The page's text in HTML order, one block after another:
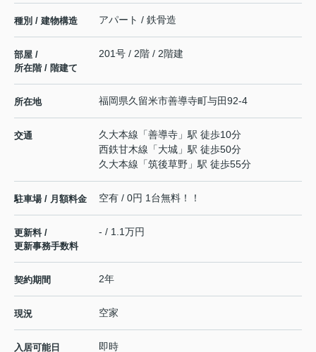
種別 / 建物構造 アパート / 鉄骨造
部屋 /
所在階 / 階建て
201号 / 2階 / 2階建
所在地 福岡県久留米市善導寺町与田92-4
交通 久大本線 「善導寺 」駅 徒歩10分
西鉄甘木線 「大城 」駅 徒歩50分
久大本線 「筑後草野 」駅 徒歩55分
駐車場 / 月額料金 空有 / 0円 1台無料！！
更新料 /
更新事務手数料
- / 1.1万円
契約期間 2年
現況 空家
入居可能日 即時